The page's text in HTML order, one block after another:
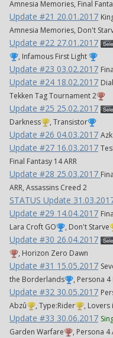
Amnesia Memories, Final
Update #21 20.01.2017
Amnesia Memories, Don't
Update #22 27.01.2017
, Infamous First Light
Update #23 03.02.2017
Update #24 18.02.2017
Tekken Tag Tournament 2
Update #25 25.02.2017
Darkness
, Transistor
Update #26 04.03.2017
Update #27 16.03.2017
Final Fantasy 14 ARR
Update #28 25.03.2017
ARR, Assassins Creed 2
STATUS Update
Update #29 14.04.2017
Lara Croft GO
, Don't Starve
Update #30 26.04.2017
, Horizon Zero Dawn
Update #31 15.05.2017
the Borderlands
, Persona 4
Update #32 30.05.2017
Abzû
, Type:Rider , Lovers
Update #33 30.06.2017
Garden Warfare
, Persona 4